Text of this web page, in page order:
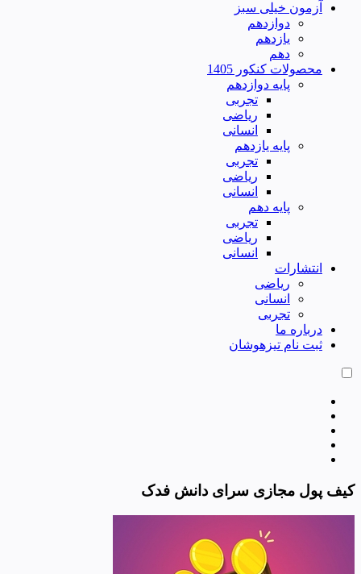
آزمون خیلی سبز
دوازدهم
یازدهم
دهم
محصولات کنکور 1405
پایه دوازدهم
تجربی
ریاضی
انسانی
پایه یازدهم
تجربی
ریاضی
انسانی
پایه دهم
تجربی
ریاضی
انسانی
انتشارات
ریاضی
انسانی
تجربی
درباره ما
ثبت نام تیزهوشان
کیف پول مجازی سرای دانش فدک